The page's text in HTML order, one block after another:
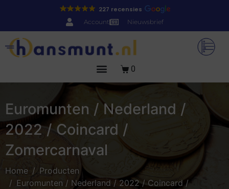
227 recensies
Account Nieuwsbrief
0
Euromunten / Nederland /
2022 / Coincard /
Zomercarnaval
Home
Producten
Euromunten / Nederland / 2022 / Coincard /